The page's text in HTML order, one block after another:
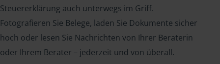
Steuererklärung auch unterwegs im Griff.
Fotografieren Sie Belege, laden Sie Dokumente sicher
hoch oder lesen Sie Nachrichten von Ihrer Beraterin
oder Ihrem Berater – jederzeit und von überall.